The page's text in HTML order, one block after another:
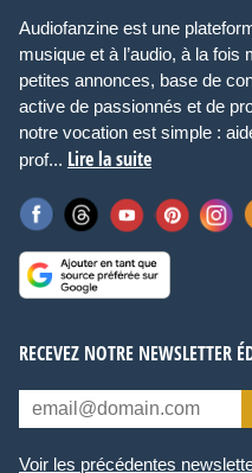
Audiofanzine est une
musique et à l’audio, à la
petites annonces, base de
active de passionnés et de
notre vocation est simple :
prof... Lire la suite
RECEVEZ NOTRE NEWSLETTER
Voir les précédentes